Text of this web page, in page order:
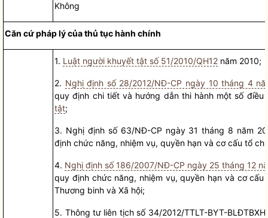
Không
Căn cứ pháp lý củathủ tục hành chính
1. Luật người khuyết tật số 51/2010/QH12 năm 2010;
2. Nghị định số 28/2012/NĐ-CP ngày 10 tháng 4
quy định chi tiết và hướng dẫn thi hành một số
tật;
3. Nghị định số 63/NĐ-CP ngày 31 tháng 8 năm
định chức năng, nhiệm vụ,quyền hạn và cơ cấu tổ
4. Nghị định số 186/2007/NĐ-CP ngày 25 tháng 12
quy định chức năng, nhiệm vụ, quyền hạn và cơ cấu
Thương binh và Xã hội;
5. Thông tư liên tịch số 34/2012/TTLT-BYT-